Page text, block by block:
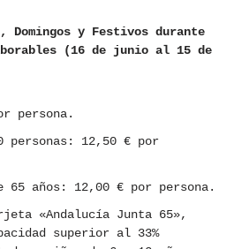
Domingos y Festivos durante
(16 de junio al 15 de
persona.
personas: 12,50 € por
65 años: 12,00 € por persona.
«Andalucía Junta 65»,
superior al 33%